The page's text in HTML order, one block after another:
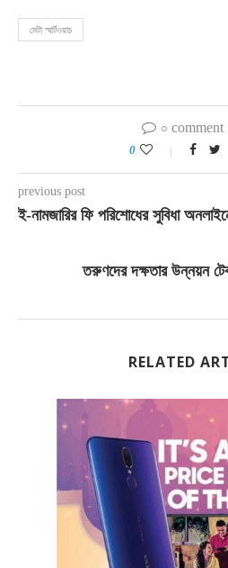
মেটা স্মার্টওয়াচ
০ comment
0
previous post
ই-নামজারির ফি পরিশোধের সুবিধা
তরুণদের দক্ষতার উন্নয়ন
RELATED